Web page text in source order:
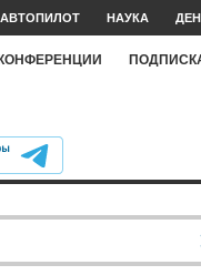
АВТОПИЛОТ НАУКА